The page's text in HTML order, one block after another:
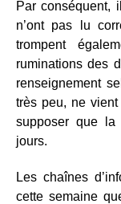
Par conséquent,
n’ont pas lu
trompent
ruminations des
renseignement
très peu, ne
supposer que la
jours.
Les chaînes
cette semaine